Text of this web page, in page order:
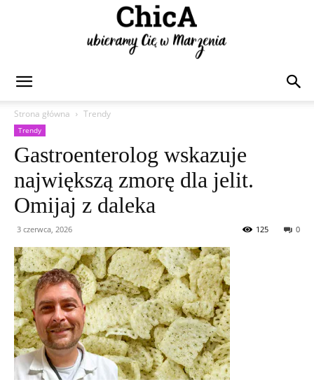
Strona główna
Trendy
Trendy
Gastroenterolog wskazuje
największą zmorę dla jelit.
Omijaj z daleka
3 czerwca, 2026 0
125